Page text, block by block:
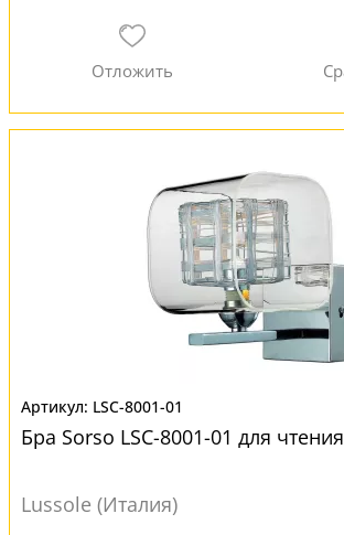
LSC-8001-01
Бра Sorso LSC-8001-01 для чтения
Lussole (Италия)